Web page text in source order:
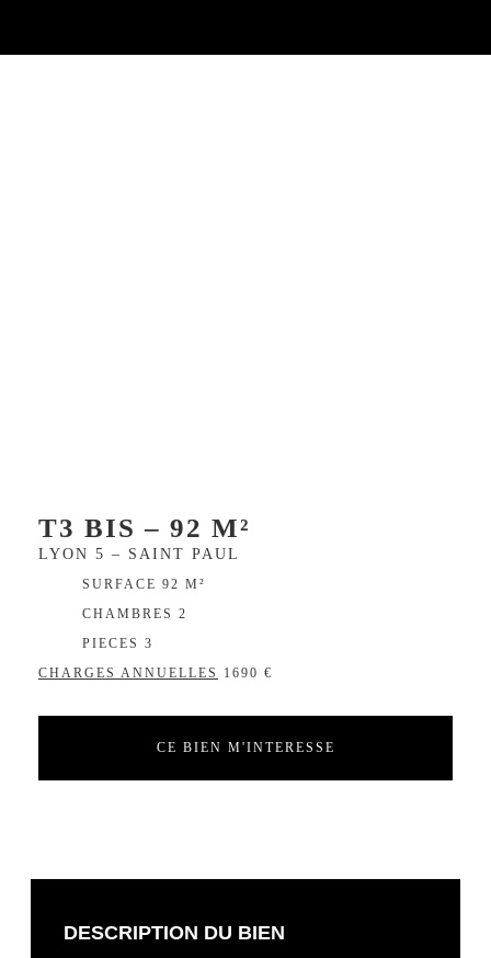
T3 BIS – 92 M²
LYON 5 – SAINT PAUL
SURFACE 92 M²
CHAMBRES 2
PIECES 3
CHARGES ANNUELLES
1690 €
CE BIEN M'INTERESSE
DESCRIPTION DU BIEN